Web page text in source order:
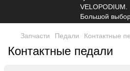
Запчасти Педали Контактные
Контактные педали